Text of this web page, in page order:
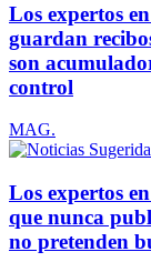
Los expertos
guardan
son
control
MAG.
Los expertos
que nunca
no pretenden